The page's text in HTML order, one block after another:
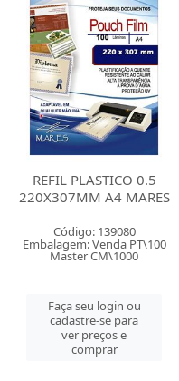
REFIL PLASTICO 0.5
220X307MM A4 MARES
Código: 139080
Embalagem: Venda PT\100
Master CM\1000
Faça seu login ou
cadastre-se para
ver preços e
comprar